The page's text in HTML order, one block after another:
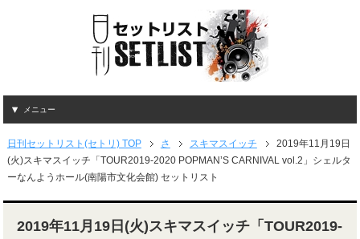
メニュー
日刊セットリスト(セトリ) TOP さ スキマスイッチ
2019年11月19日
(火)スキマスイッチ「TOUR2019-2020 POPMAN’S CARNIVAL vol.2」シェルタ
ーなんようホール(南陽市文化会館) セットリスト
2019年11月19日(火)スキマスイッチ「TOUR2019-